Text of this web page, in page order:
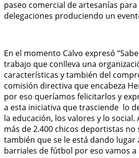
paseo comercial de artesanías
delegaciones produciendo un
En el momento Calvo expresó
trabajo que conlleva una
características y también del
comisión directiva que encabeza
por eso queríamos felicitarlos y
a esta iniciativa que trasciende lo
la educación, los valores y lo social.
más de 2.400 chicos deportistas no
también que se le está dando lugar
barriales de fútbol por eso vamos a